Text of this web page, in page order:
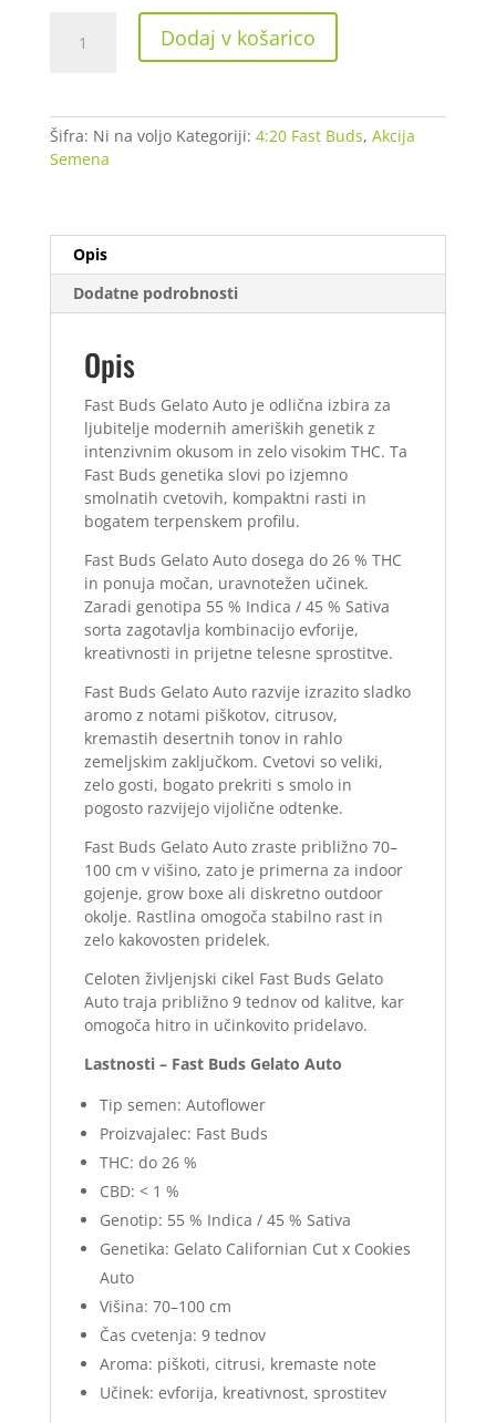
Auto
Dodaj v košarico
Šifra: Ni na voljo Kategoriji: 4:20 Fast Buds, Akcija
Semena
Opis
Dodatne podrobnosti
Opis
Fast Buds Gelato Auto je odlična izbira za
ljubitelje modernih ameriških genetik z
intenzivnim okusom in zelo visokim THC. Ta
Fast Buds genetika slovi po izjemno
smolnatih cvetovih, kompaktni rasti in
bogatem terpenskem profilu.
Fast Buds Gelato Auto dosega do 26 % THC
in ponuja močan, uravnotežen učinek.
Zaradi genotipa 55 % Indica / 45 % Sativa
sorta zagotavlja kombinacijo evforije,
kreativnosti in prijetne telesne sprostitve.
Fast Buds Gelato Auto razvije izrazito sladko
aromo z notami piškotov, citrusov,
kremastih desertnih tonov in rahlo
zemeljskim zaključkom. Cvetovi so veliki,
zelo gosti, bogato prekriti s smolo in
pogosto razvijejo vijolične odtenke.
Fast Buds Gelato Auto zraste približno 70–
100 cm v višino, zato je primerna za indoor
gojenje, grow boxe ali diskretno outdoor
okolje. Rastlina omogoča stabilno rast in
zelo kakovosten pridelek.
Celoten življenjski cikel Fast Buds Gelato
Auto traja približno 9 tednov od kalitve, kar
omogoča hitro in učinkovito pridelavo.
Lastnosti – Fast Buds Gelato Auto
Tip semen: Autoflower
Proizvajalec: Fast Buds
THC: do 26 %
CBD: < 1 %
Genotip: 55 % Indica / 45 % Sativa
Genetika: Gelato Californian Cut x Cookies
Auto
Višina: 70–100 cm
Čas cvetenja: 9 tednov
Aroma: piškoti, citrusi, kremaste note
Učinek: evforija, kreativnost, sprostitev